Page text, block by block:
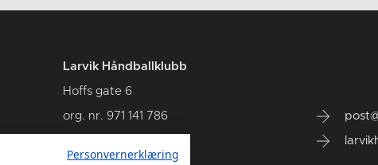
Larvik Håndballklubb
Hoffs gate 6
org. nr. 971 141 786
Personvernerklæring